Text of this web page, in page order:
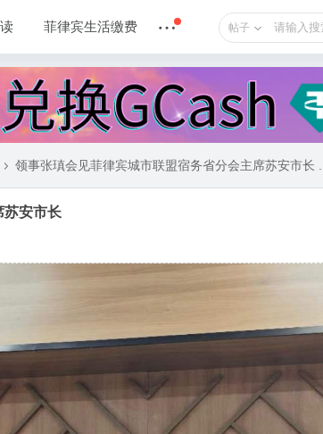
菲律宾生活缴费 帖子
领事张瑱会见菲律宾城市联盟宿务省分会主席苏安市长 ...
苏安市长